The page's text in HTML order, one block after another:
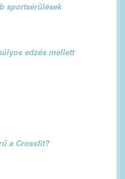
sportsérülések
edzés mellett
a Crossfit?